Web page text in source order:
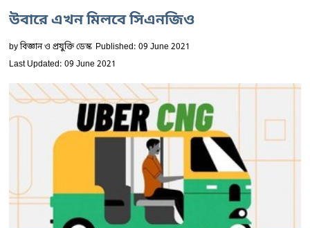
উবারে এখন মিলবে সিএনজিও
byবিজ্ঞান ও প্রযুক্তি ডেস্ক Published: 09 June 2021
Last Updated: 09 June 2021